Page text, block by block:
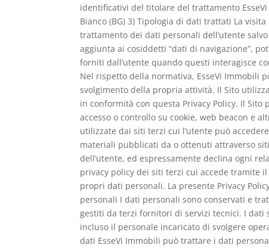
identificativi del titolare del trattamento
Bianco (BG) 3) Tipologia di dati trattati La
trattamento dei dati personali dell’utente
aggiunta ai cosiddetti “dati di navigazione”,
forniti dall’utente quando questi interagisce
Nel rispetto della normativa, EsseVi Immobili
svolgimento della propria attività. Il Sito
in conformità con questa Privacy Policy. Il
accesso o controllo su cookie, web beacon e
utilizzate dai siti terzi cui l’utente può
materiali pubblicati da o ottenuti attraverso
dell’utente, ed espressamente declina ogni
privacy policy dei siti terzi cui accede tramite
propri dati personali. La presente Privacy
personali I dati personali sono conservati e
gestiti da terzi fornitori di servizi tecnici. I dati
incluso il personale incaricato di svolgere
dati EsseVi Immobili può trattare i dati